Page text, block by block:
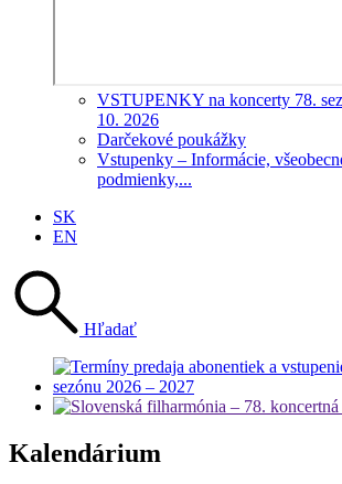
VSTUPENKY na koncerty 78.
10. 2026
Darčekové poukážky
Vstupenky – Informácie,
podmienky,...
SK
EN
Hľadať
Kalendárium